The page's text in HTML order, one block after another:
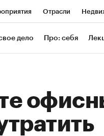
Отрасли
РБК Life
дело Про: себя